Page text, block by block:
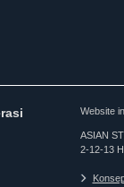
Website
ASIAN
2-12-13